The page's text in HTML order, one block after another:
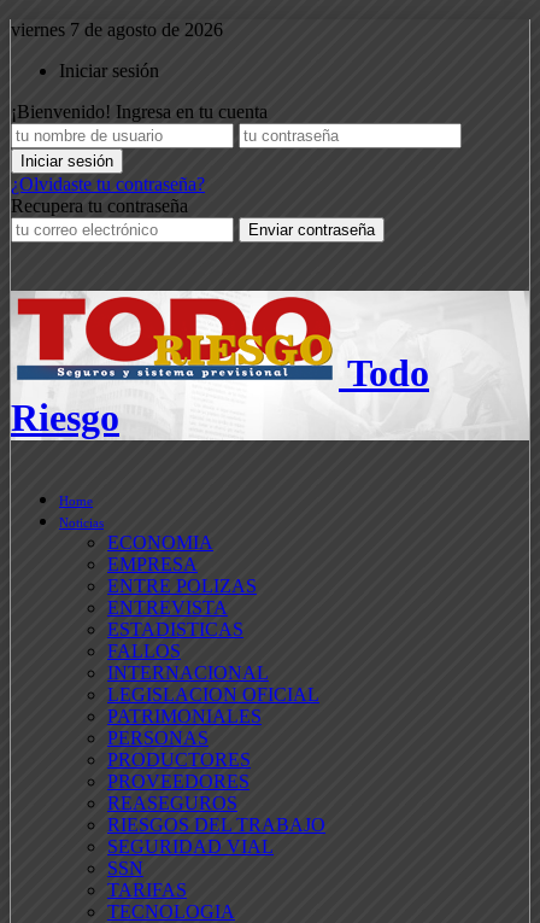
viernes 7 de agosto de 2026
Iniciar sesión
¡Bienvenido! Ingresa en tu cuenta
¿Olvidaste tu contraseña?
Recupera tu contraseña
Todo
Riesgo
Home
Noticias
ECONOMIA
EMPRESA
ENTRE POLIZAS
ENTREVISTA
ESTADISTICAS
FALLOS
INTERNACIONAL
LEGISLACION OFICIAL
PATRIMONIALES
PERSONAS
PRODUCTORES
PROVEEDORES
REASEGUROS
RIESGOS DEL TRABAJO
SEGURIDAD VIAL
SSN
TARIFAS
TECNOLOGIA